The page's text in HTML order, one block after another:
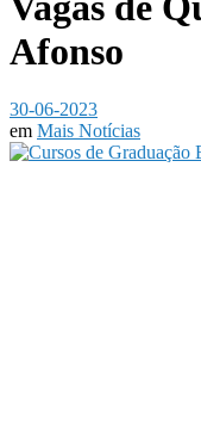
Afonso
30-06-2023
em Mais Notícias